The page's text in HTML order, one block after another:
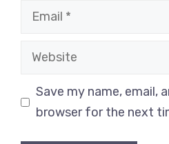
Email
Website
Save my name, email,
browser for the next